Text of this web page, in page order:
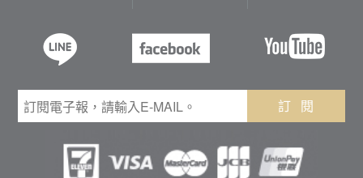
訂 閱